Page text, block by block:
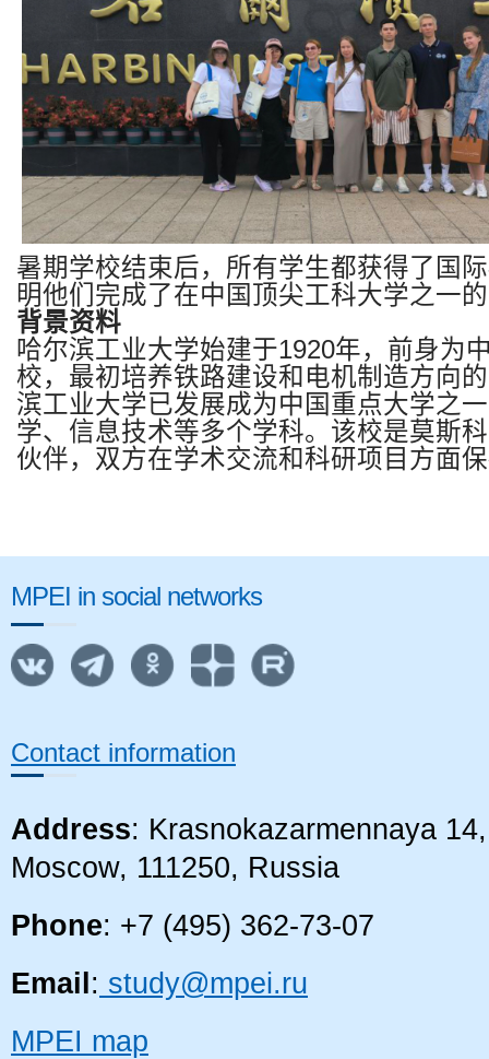
暑期学校结束后，所有学生都获得了国
明他们完成了在中国顶尖工科大学之一
背景资料
哈尔滨工业大学始建于1920年，前身为
校，最初培养铁路建设和电机制造方向
滨工业大学已发展成为中国重点大学之
学、信息技术等多个学科。该校是莫斯
伙伴，双方在学术交流和科研项目方面
MPEI in social networks
Contact information
Address: Krasnokazarmennaya
Moscow, 111250, Russia
Phone: +7 (495) 362-73-07
Email : study@mpei.ru
MPEI map